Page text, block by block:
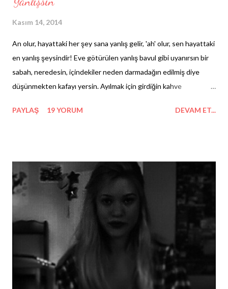
Kasım 14, 2014
An olur, hayattaki her şey sana yanlış gelir, 'ah' olur, sen hayattaki
en yanlış şeysindir! Eve götürülen yanlış bavul gibi uyanırsın bir
sabah, neredesin, içindekiler neden darmadağın edilmiş diye
düşünmekten kafayı yersin. Ayılmak için girdiğin kahve
kavurduğu aç çocuklardan yemek çalan işçilere dönersin.
şişeler gibi yalnız ve konu mankenisin. Derken, yanlış yankesici
soyar seni, çünkü sürekli yanlış zamanda yanlış yerdesindir. Bir
yerlerde koza bırakan kelebeğin kanatlarına mandal taktıkça,
kendi yankesicinin yevmiyesini ötekileştirdiğine parsellersin.
Özetle, salça üzerinde yeşermiş mikro orman gibidir hayatta
kapladığın yerin; ayrıca yükselenin bile hesapta yanlış, zaten
sandığın gibi 'baykuş' burcu bi...
PAYLAŞ 19 YORUM DEVAM ET...